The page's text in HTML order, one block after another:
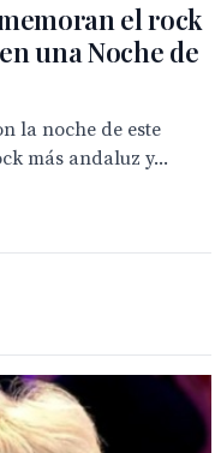
el rock
una Noche de
la noche de este
más andaluz y...